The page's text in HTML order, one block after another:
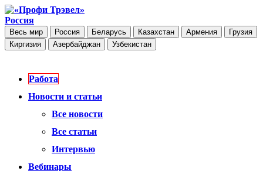
Россия
Весь мир Россия Беларусь Казахстан Армения
Грузия
Киргизия
Азербайджан Узбекистан
Работа
Новости и статьи
Все новости
Все статьи
Интервью
Вебинары